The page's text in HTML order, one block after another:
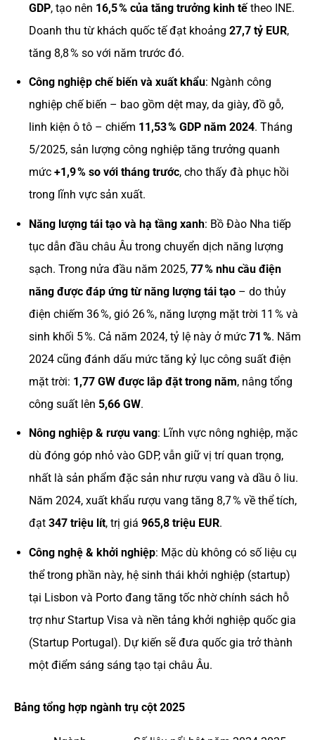
GDP, tạo nên 16,5 % của tăng trưởng kinh tếtheo INE.
Doanh thu từ khách quốc tế đạt khoảng 27,7 tỷ EUR,
tăng 8,8 % so với năm trước đó.
Công nghiệp chế biến và xuất khẩu: Ngành công
nghiệp chế biến – bao gồm dệt may, da giày, đồ gỗ,
linh kiện ô tô – chiếm 11,53 % GDP năm 2024. Tháng
5/2025, sản lượng công nghiệp tăng trưởng quanh
mức +1,9 % so với tháng trước, cho thấy đà phục hồi
trong lĩnh vực sản xuất.
Năng lượng tái tạo và hạ tầng xanh: Bồ Đào Nha tiếp
tục dẫn đầu châu Âu trong chuyển dịch năng lượng
sạch. Trong nửa đầu năm 2025, 77 % nhu cầu điện
năng được đáp ứng từ năng lượng tái tạo– do thủy
điện chiếm 36 %, gió 26 %, năng lượng mặt trời 11 % và
sinh khối 5 %. Cả năm 2024, tỷ lệ này ở mức 71 %. Năm
2024 cũng đánh dấu mức tăng kỷ lục công suất điện
mặt trời: 1,77 GW được lắp đặt trong năm, nâng tổng
công suất lên 5,66 GW.
Nông nghiệp & rượu vang: Lĩnh vực nông nghiệp, mặc
dù đóng góp nhỏ vào GDP, vẫn giữ vị trí quan trọng,
nhất là sản phẩm đặc sản như rượu vang và dầu ô liu.
Năm 2024, xuất khẩu rượu vang tăng 8,7 % về thể tích,
đạt 347 triệu lít, trị giá 965,8 triệu EUR.
Công nghệ & khởi nghiệp: Mặc dù không có số liệu cụ
thể trong phần này, hệ sinh thái khởi nghiệp (startup)
tại Lisbon và Porto đang tăng tốc nhờ chính sách hỗ
trợ như Startup Visa và nền tảng khởi nghiệp quốc gia
(Startup Portugal). Dự kiến sẽ đưa quốc gia trở thành
một điểm sáng sáng tạo tại châu Âu.
Bảng tổng hợp ngành trụ cột 2025